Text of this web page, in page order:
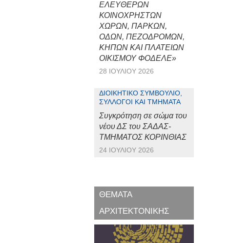
ΕΛΕΥΘΕΡΩΝ
ΚΟΙΝΟΧΡΗΣΤΩΝ
ΧΩΡΩΝ, ΠΑΡΚΩΝ,
ΟΔΩΝ, ΠΕΖΟΔΡΟΜΩΝ,
ΚΗΠΩΝ ΚΑΙ ΠΛΑΤΕΙΩΝ
ΟΙΚΙΣΜΟΥ ΦΟΔΕΛΕ»
28 ΙΟΥΛΊΟΥ 2026
ΔΙΟΙΚΗΤΙΚΌ ΣΥΜΒΟΎΛΙΟ,
ΣΎΛΛΟΓΟΙ ΚΑΙ ΤΜΉΜΑΤΑ
Συγκρότηση σε σώμα του
νέου ΔΣ του ΣΑΔΑΣ-
ΤΜΗΜΑΤΟΣ ΚΟΡΙΝΘΙΑΣ
24 ΙΟΥΛΊΟΥ 2026
ΘΕΜΑΤΑ
ΑΡΧΙΤΕΚΤΟΝΙΚΗΣ